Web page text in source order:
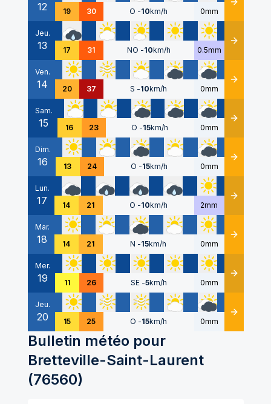
12 19 30 O -10km/h 0mm Détails
Jeu.
13 17 31 NO -10km/h 0.5mm Détails
Ven.
14 20 37 S -10km/h 0mm Détails
Sam.
15 16 23 O -15km/h 0mm Détails
Dim.
16 13 24 O -15km/h 0mm Détails
Lun.
17 14 21 O -10km/h 2mm Détails
Mar.
18 14 21 N -15km/h 0mm Détails
Mer.
19 11 26 SE -5km/h 0mm Détails
Jeu.
20 15 25 O -15km/h 0mm Détails
Bulletin météo pour
Bretteville-Saint-Laurent
(76560)